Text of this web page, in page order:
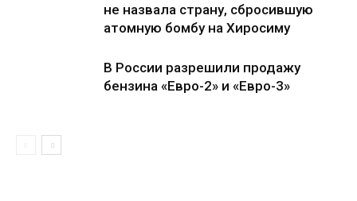
не назвала страну, сбросившую
атомную бомбу на Хиросиму
В России разрешили продажу
бензина «Евро-2» и «Евро-3»